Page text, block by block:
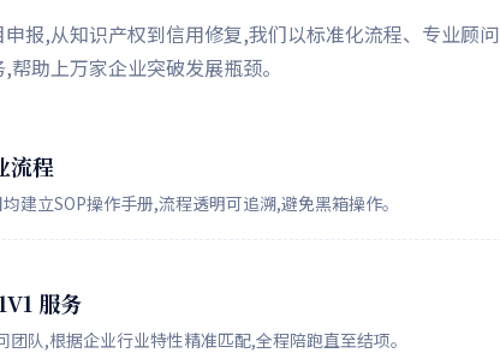
报,从知识产权到信用修复,我们以标准化流程、专业顾问
助上万家企业突破发展瓶颈。
流程
建立SOP操作手册,流程透明可追溯,避免黑箱操作。
服务
团队,根据企业行业特性精准匹配,全程陪跑直至结项。